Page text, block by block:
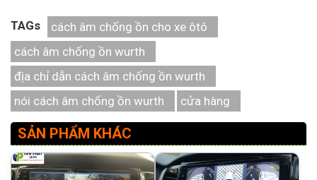
TAGs
cách âm chống ồn cho xe ôtô
cách âm chống ồn wurth
địa chỉ dẫn cách âm chống ồn wurth
nói cách âm chống ồn wurth
cửa hàng
SẢN PHẨM KHÁC